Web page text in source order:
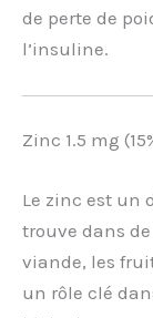
de perte de
l’insuline.
Zinc 1.5 mg
Le zinc est un
trouve dans
viande, les
un rôle clé